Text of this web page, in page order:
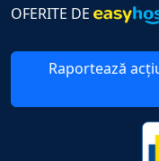
OFERITE DE
Raportează